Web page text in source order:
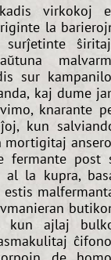
virkokoj
la
sur
kaj dume
knarante
kun
mortigitaj
fermante post
al la kupra,
kun ajlaj